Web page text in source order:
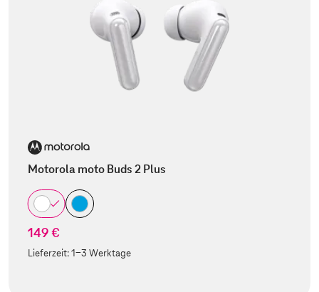
Motorola moto Buds 2 Plus
149 €
Lieferzeit:1-3 Werktage